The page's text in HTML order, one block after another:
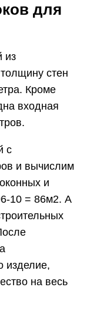
для
из
стен
Кроме
входная
с
и вычислим
и
10 = 86м2. А
изделие,
на весь